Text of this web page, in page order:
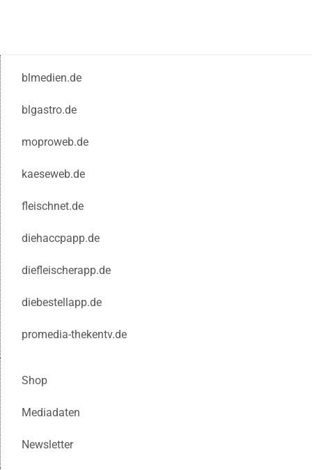
blmedien.de
blgastro.de
moproweb.de
kaeseweb.de
fleischnet.de
diehaccpapp.de
diefleischerapp.de
diebestellapp.de
promedia-thekentv.de
Shop
Mediadaten
Newsletter